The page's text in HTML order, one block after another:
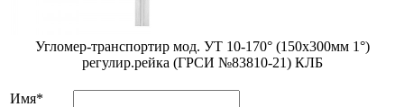
Угломер-транспортир мод. УТ 10-170° (150x300мм 1°)
регулир.рейка (ГРСИ №83810-21) КЛБ
Имя*